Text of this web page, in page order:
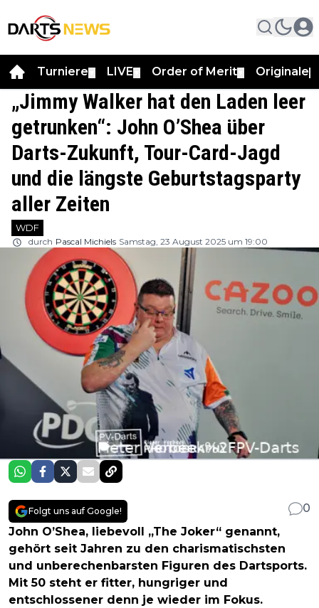
Turniere LIVE Order of Merit Originale
„Jimmy Walker hat den Laden leer
getrunken“: John O’Shea über
Darts-Zukunft, Tour-Card-Jagd
und die längste Geburtstagsparty
aller Zeiten
WDF
durch Pascal Michiels Samstag, 23 August 2025 um 19:00
Folgt uns auf Google!
0
John O’Shea, liebevoll „The Joker“ genannt,
gehört seit Jahren zu den charismatischsten
und unberechenbarsten Figuren des Dartsports.
Mit 50 steht er fitter, hungriger und
entschlossener denn je wieder im Fokus.